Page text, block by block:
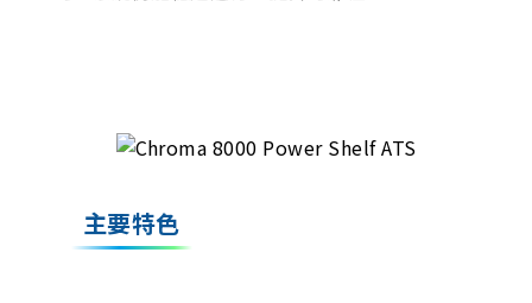
主要特色